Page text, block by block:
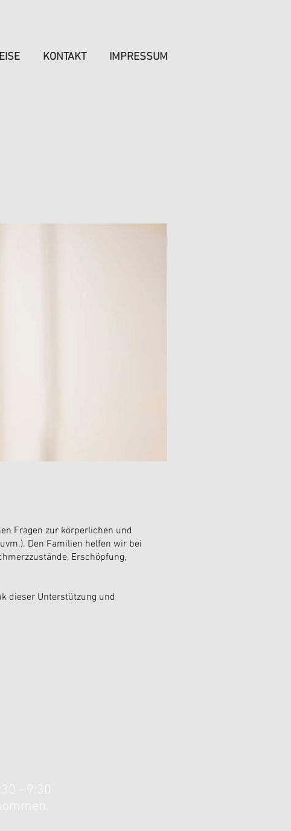
KONTAKT IMPRESSUM
Fragen zur körperlichen und
Den Familien helfen wir bei
Erschöpfung,
dieser Unterstützung und
- 9:30